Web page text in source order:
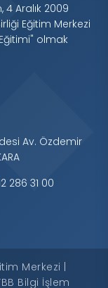
Aralık 2009
Eğitim Merkezi
olmak
Av. Özdemir
286 31 00
Merkezi |
Bilgi İşlem